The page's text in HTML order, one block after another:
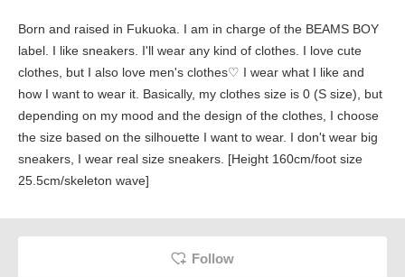
Born and raised in Fukuoka. I am in charge of the BEAMS BOY
label. I like sneakers. I'll wear any kind of clothes. I love cute
clothes, but I also love men's clothes♡ I wear what I like and
how I want to wear it. Basically, my clothes size is 0 (S size), but
depending on my mood and the design of the clothes, I choose
the size based on the silhouette I want to wear. I don't wear big
sneakers, I wear real size sneakers. [Height 160cm/foot size
25.5cm/skeleton wave]
Follow